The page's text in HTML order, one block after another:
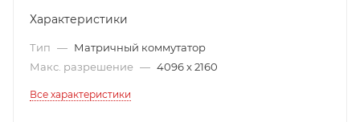
Характеристики
Тип — Матричный коммутатор
Макс. разрешение — 4096 x 2160
Все характеристики